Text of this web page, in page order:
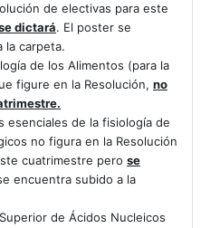
de electivas para este
dictará. El poster se
la carpeta.
de los Alimentos (para la
figure en la Resolución, no
esenciales de la fisiología de
no figura en la Resolución
cuatrimestre pero se
encuentra subido a la
Superior de Ácidos Nucleicos